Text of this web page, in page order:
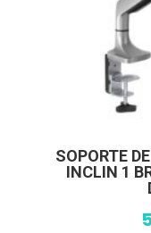
SOPORTE
INCLIN 1